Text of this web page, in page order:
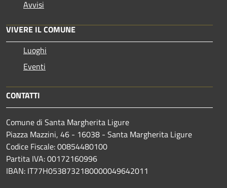
Avvisi
VIVERE IL COMUNE
Luoghi
Eventi
CONTATTI
Comune di Santa Margherita Ligure
Piazza Mazzini, 46 - 16038 - Santa Margherita Ligure
Codice Fiscale: 00854480100
Partita IVA: 00172160996
IBAN: IT77H0538732180000049642011